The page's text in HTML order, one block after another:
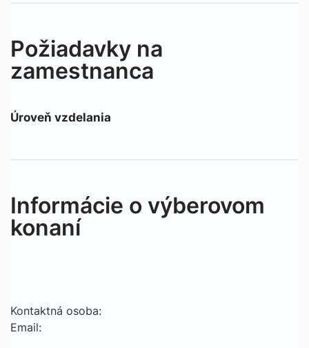
Požiadavky na
zamestnanca
Úroveň vzdelania
Informácie o výberovom
konaní
Kontaktná osoba:
Email: